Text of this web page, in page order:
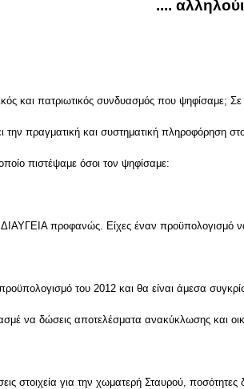
....
και πατριωτικός συνδυασμός που ψηφίσαμε;
την πραγματική και συστηματική πληροφόρηση
πιστέψαμε όσοι τον ψηφίσαμε:
ΔΙΑΥΓΕΙΑ προφανώς. Είχες έναν προϋπολογισμό
του 2012 και θα είναι άμεσα
να δώσεις αποτελέσματα ανακύκλωσης και
στοιχεία για την χωματερή Σταυρού,